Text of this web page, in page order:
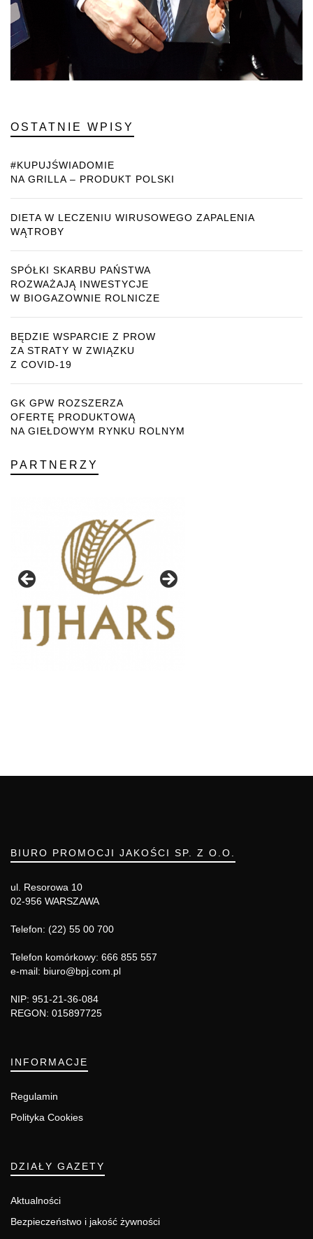
OSTATNIE WPISY
#KUPUJŚWIADOMIE
NA GRILLA – PRODUKT POLSKI
DIETA W LECZENIU WIRUSOWEGO ZAPALENIA
WĄTROBY
SPÓŁKI SKARBU PAŃSTWA
ROZWAŻAJĄ INWESTYCJE
W BIOGAZOWNIE ROLNICZE
BĘDZIE WSPARCIE Z PROW
ZA STRATY W ZWIĄZKU
Z COVID-19
GK GPW ROZSZERZA
OFERTĘ PRODUKTOWĄ
NA GIEŁDOWYM RYNKU ROLNYM
PARTNERZY
BIURO PROMOCJI JAKOŚCI SP. Z O.O.
ul. Resorowa 10
02-956 WARSZAWA
Telefon: (22) 55 00 700
Telefon komórkowy: 666 855 557
e-mail: biuro@bpj.com.pl
NIP: 951-21-36-084
REGON: 015897725
INFORMACJE
Regulamin
Polityka Cookies
DZIAŁY GAZETY
Aktualności
Bezpieczeństwo i jakość żywności